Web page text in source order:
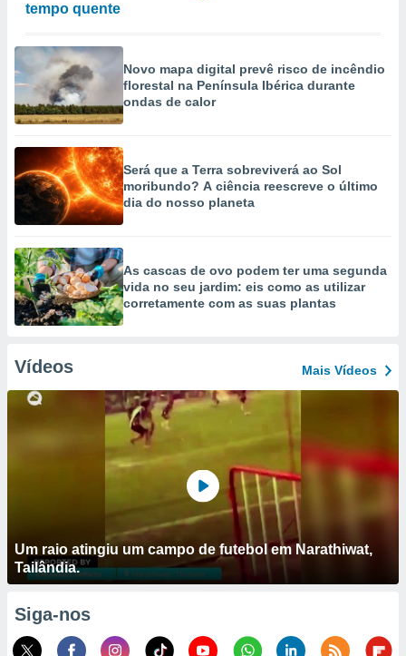
tempo quente
Novo mapa digital prevê risco de incêndio
florestal na Península Ibérica durante
ondas de calor
Será que a Terra sobreviverá ao Sol
moribundo? A ciência reescreve o último
dia do nosso planeta
As cascas de ovo podem ter uma segunda
vida no seu jardim: eis como as utilizar
corretamente com as suas plantas
Vídeos Mais Vídeos
Um raio atingiu um campo de futebol em Narathiwat,
Tailândia.
Siga-nos